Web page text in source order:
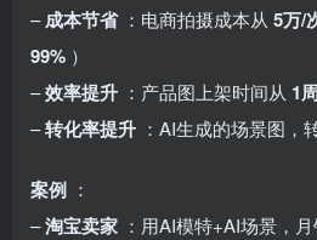
–成本节省 ：电商拍摄成本从 5万/
99% ）
–效率提升 ：产品图上架时间从 1
–转化率提升 ：AI生成的场景图，
案例 ：
–淘宝卖家 ：用AI模特+AI场景，